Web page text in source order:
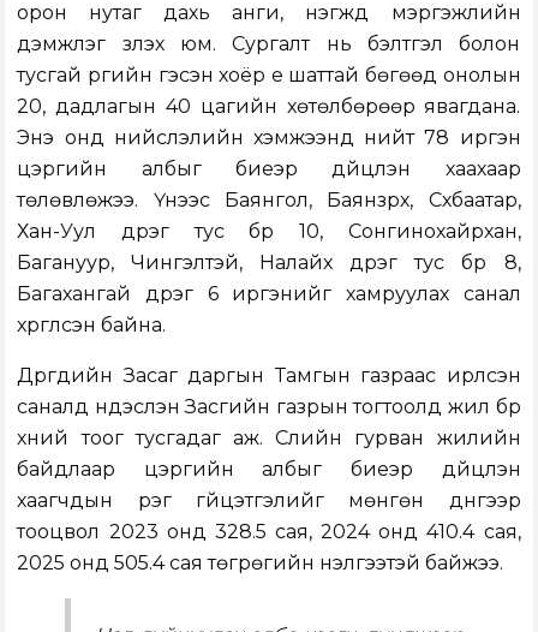
орон нутаг дахь анги, нэгжүүд мэргэжлийн
дэмжлэг үзүүлэх юм. Сургалт нь бэлтгэл болон
тусгай үүргийн гэсэн хоёр үе шаттай бөгөөд онолын
20, дадлагын 40 цагийн хөтөлбөрөөр явагдана.
Энэ онд нийслэлийн хэмжээнд нийт 78 иргэн
цэргийн албыг биеэр дүйцүүлэн хаахаар
төлөвлөжээ. Үүнээс Баянгол, Баянзүрх, Сүхбаатар,
Хан-Уул дүүрэг тус бүр 10, Сонгинохайрхан,
Багануур, Чингэлтэй, Налайх дүүрэг тус бүр 8,
Багахангай дүүрэг 6 иргэнийг хамруулах санал
хүргүүлсэн байна.
Дүүргүүдийн Засаг даргын Тамгын газраас ирүүлсэн
саналд үндэслэн Засгийн газрын тогтоолд жил бүр
хүний тоог тусгадаг аж. Сүүлийн гурван жилийн
байдлаар цэргийн албыг биеэр дүйцүүлэн
хаагчдын үүрэг гүйцэтгэлийг мөнгөн дүнгээр
тооцвол 2023 онд 328.5 сая, 2024 онд 410.4 сая,
2025 онд 505.4 сая төгрөгийн үнэлгээтэй байжээ.